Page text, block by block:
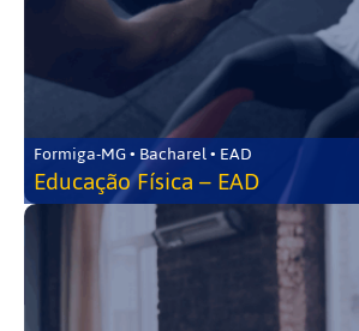
Formiga-MG • Bacharel • EAD
Educação Física – EAD